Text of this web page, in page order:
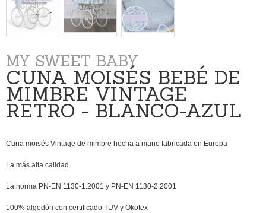
MY SWEET BABY
CUNA MOISÉS BEBÉ DE
MIMBRE VINTAGE
RETRO - BLANCO-AZUL
Cuna moisés Vintage de mimbre hecha a mano fabricada en Europa
La más alta calidad
La norma PN-EN 1130-1:2001 y PN-EN 1130-2:2001
100% algodón con certificado TÜV y Ökotex